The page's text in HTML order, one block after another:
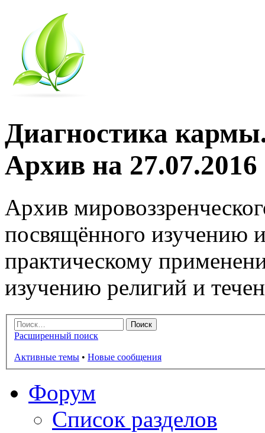
Диагностика
Архив на 27.07.2016
Архив
посвящённого изучению
практическому
изучению религий и
Расширенный поиск
Активные темы • Новые сообщения
Форум
Список разделов